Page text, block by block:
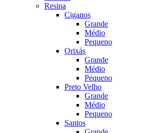
Resina
Ciganos
Grande
Médio
Pequeno
Orixás
Grande
Médio
Pequeno
Preto Velho
Grande
Médio
Pequeno
Santos